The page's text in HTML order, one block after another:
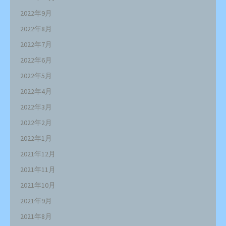
2022年9月
2022年8月
2022年7月
2022年6月
2022年5月
2022年4月
2022年3月
2022年2月
2022年1月
2021年12月
2021年11月
2021年10月
2021年9月
2021年8月